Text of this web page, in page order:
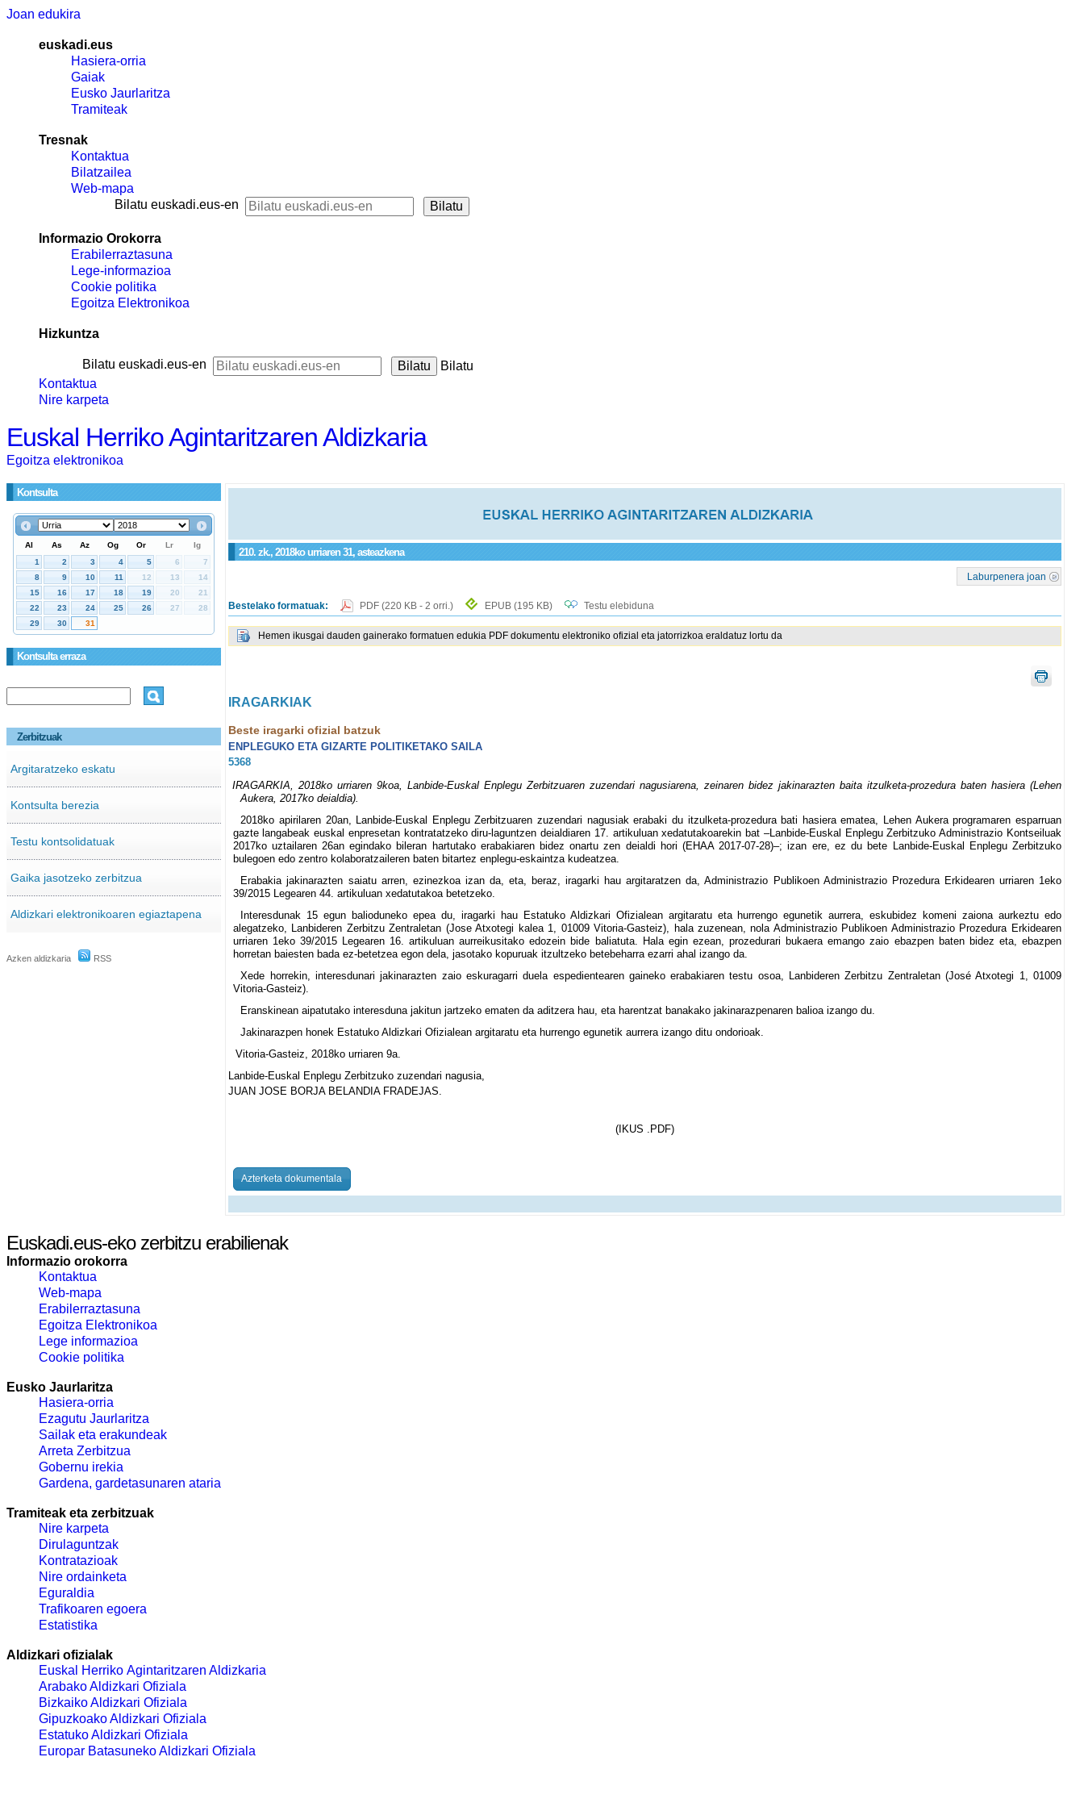
Joan edukira
euskadi.eus
Hasiera-orria
Gaiak
Eusko Jaurlaritza
Tramiteak
Tresnak
Kontaktua
Bilatzailea
Web-mapa
Bilatu euskadi.eus-en
Informazio Orokorra
Erabilerraztasuna
Lege-informazioa
Cookie politika
Egoitza Elektronikoa
Hizkuntza
Bilatu euskadi.eus-en
Bilatu
Kontaktua
Nire karpeta
Euskal Herriko Agintaritzaren Aldizkaria
Egoitza elektronikoa
Kontsulta
Kontsulta erraza
Zerbitzuak
Argitaratzeko eskatu
Kontsulta berezia
Testu kontsolidatuak
Gaika jasotzeko zerbitzua
Aldizkari elektronikoaren egiaztapena
Azken aldizkaria RSS
210. zk., 2018ko urriaren 31, asteazkena
Laburpenera joan
Bestelako formatuak: PDF (220 KB - 2 orri.) EPUB (195 KB) Testu elebiduna
Hemen ikusgai dauden gainerako formatuen edukia PDF dokumentu elektroniko ofizial eta jatorrizkoa eraldatuz lortu da
IRAGARKIAK
Beste iragarki ofizial batzuk
ENPLEGUKO ETA GIZARTE POLITIKETAKO SAILA
5368
IRAGARKIA, 2018ko urriaren 9koa, Lanbide-Euskal Enplegu Zerbitzuaren zuzendari nagusiarena, zeinaren bidez jakinarazten baita itzulketa-prozedura baten hasiera (Lehen
Aukera, 2017ko deialdia).
2018ko apirilaren 20an, Lanbide-Euskal Enplegu Zerbitzuaren zuzendari nagusiak erabaki du itzulketa-prozedura bati hasiera ematea, Lehen Aukera programaren esparruan
gazte langabeak euskal enpresetan kontratatzeko diru-laguntzen deialdiaren 17. artikuluan xedatutakoarekin bat –Lanbide-Euskal Enplegu Zerbitzuko Administrazio Kontseiluak
2017ko uztailaren 26an egindako bileran hartutako erabakiaren bidez onartu zen deialdi hori (EHAA 2017-07-28)–; izan ere, ez du bete Lanbide-Euskal Enplegu Zerbitzuko
bulegoen edo zentro kolaboratzaileren baten bitartez enplegu-eskaintza kudeatzea.
Erabakia jakinarazten saiatu arren, ezinezkoa izan da, eta, beraz, iragarki hau argitaratzen da, Administrazio Publikoen Administrazio Prozedura Erkidearen urriaren 1eko
39/2015 Legearen 44. artikuluan xedatutakoa betetzeko.
Interesdunak 15 egun balioduneko epea du, iragarki hau Estatuko Aldizkari Ofizialean argitaratu eta hurrengo egunetik aurrera, eskubidez komeni zaiona aurkeztu edo
alegatzeko, Lanbideren Zerbitzu Zentraletan (Jose Atxotegi kalea 1, 01009 Vitoria-Gasteiz), hala zuzenean, nola Administrazio Publikoen Administrazio Prozedura Erkidearen
urriaren 1eko 39/2015 Legearen 16. artikuluan aurreikusitako edozein bide baliatuta. Hala egin ezean, prozedurari bukaera emango zaio ebazpen baten bidez eta, ebazpen
horretan baiesten bada ez-betetzea egon dela, jasotako kopuruak itzultzeko betebeharra ezarri ahal izango da.
Xede horrekin, interesdunari jakinarazten zaio eskuragarri duela espedientearen gaineko erabakiaren testu osoa, Lanbideren Zerbitzu Zentraletan (José Atxotegi 1, 01009
Vitoria-Gasteiz).
Eranskinean aipatutako interesduna jakitun jartzeko ematen da aditzera hau, eta harentzat banakako jakinarazpenaren balioa izango du.
Jakinarazpen honek Estatuko Aldizkari Ofizialean argitaratu eta hurrengo egunetik aurrera izango ditu ondorioak.
Vitoria-Gasteiz, 2018ko urriaren 9a.
Lanbide-Euskal Enplegu Zerbitzuko zuzendari nagusia,
JUAN JOSE BORJA BELANDIA FRADEJAS.
(IKUS .PDF)
Azterketa dokumentala
Euskadi.eus-eko zerbitzu erabilienak
Informazio orokorra
Kontaktua
Web-mapa
Erabilerraztasuna
Egoitza Elektronikoa
Lege informazioa
Cookie politika
Eusko Jaurlaritza
Hasiera-orria
Ezagutu Jaurlaritza
Sailak eta erakundeak
Arreta Zerbitzua
Gobernu irekia
Gardena, gardetasunaren ataria
Tramiteak eta zerbitzuak
Nire karpeta
Dirulaguntzak
Kontratazioak
Nire ordainketa
Eguraldia
Trafikoaren egoera
Estatistika
Aldizkari ofizialak
Euskal Herriko Agintaritzaren Aldizkaria
Arabako Aldizkari Ofiziala
Bizkaiko Aldizkari Ofiziala
Gipuzkoako Aldizkari Ofiziala
Estatuko Aldizkari Ofiziala
Europar Batasuneko Aldizkari Ofiziala